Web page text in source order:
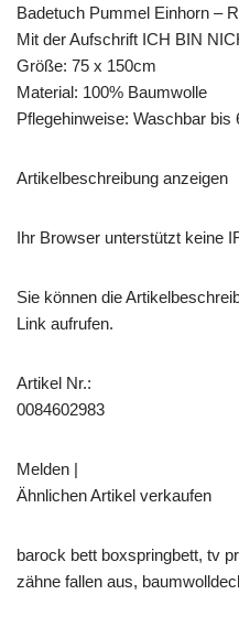
Badetuch Pummel Einhorn –
Mit der Aufschrift ICH BIN
Größe: 75 x 150cm
Material: 100% Baumwolle
Pflegehinweise: Waschbar bis
Artikelbeschreibung anzeigen
Ihr Browser unterstützt keine
Sie können die
Link aufrufen.
Artikel Nr.:
0084602983
Melden |
Ähnlichen Artikel verkaufen
barock bett boxspringbett, tv
zähne fallen aus,